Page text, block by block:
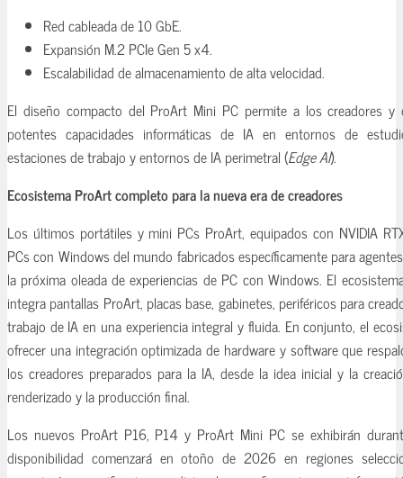
Red cableada de 10 GbE.
Expansión M.2 PCIe Gen 5 x4.
Escalabilidad de almacenamiento de alta velocidad.
El diseño compacto del ProArt Mini PC permite a los creadores y
potentes capacidades informáticas de IA en entornos de
estaciones de trabajo y entornos de IA perimetral (Edge AI).
Ecosistema ProArt completo para la nueva era de creadores
Los últimos portátiles y mini PCs ProArt, equipados con NVIDIA
PCs con Windows del mundo fabricados específicamente para
la próxima oleada de experiencias de PC con Windows. El
integra pantallas ProArt, placas base, gabinetes, periféricos para
trabajo de IA en una experiencia integral y fluida. En conjunto, el
ofrecer una integración optimizada de hardware y software que
los creadores preparados para la IA, desde la idea inicial y la
renderizado y la producción final.
Los nuevos ProArt P16, P14 y ProArt Mini PC se exhibirán
disponibilidad comenzará en otoño de 2026 en regiones